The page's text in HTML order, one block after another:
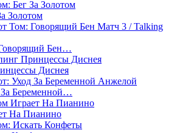
Золотом
Бен…
Диснея
Беременной…
На Пианино